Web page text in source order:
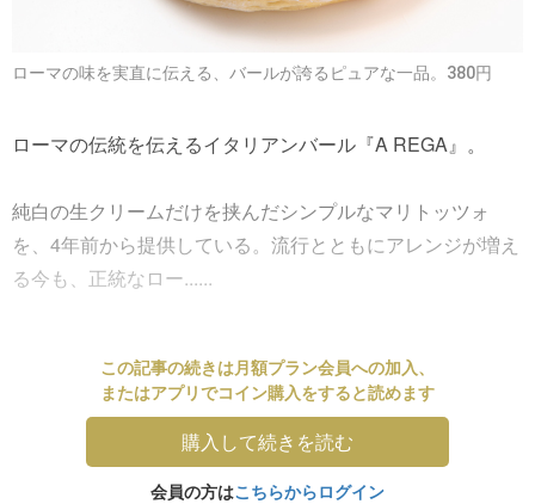
ローマの味を実直に伝える、バールが誇るピュアな一品。380円
ローマの伝統を伝えるイタリアンバール『A REGA』。
純白の生クリームだけを挟んだシンプルなマリトッツォ
を、4年前から提供している。流行とともにアレンジが増え
る今も、正統なロー......
この記事の続きは月額プラン会員への加入、
またはアプリでコイン購入をすると読めます
購入して続きを読む
会員の方はこちらからログイン